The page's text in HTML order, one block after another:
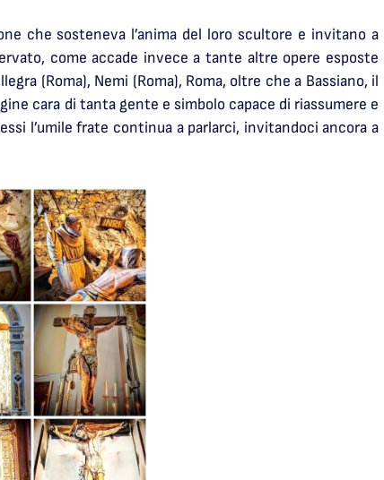
che sosteneva l’anima del loro scultore e invitano a
come accade invece a tante altre opere esposte
(Roma), Nemi (Roma), Roma, oltre che a Bassiano, il
cara di tanta gente e simbolo capace di riassumere e
l’umile frate continua a parlarci, invitandoci ancora a